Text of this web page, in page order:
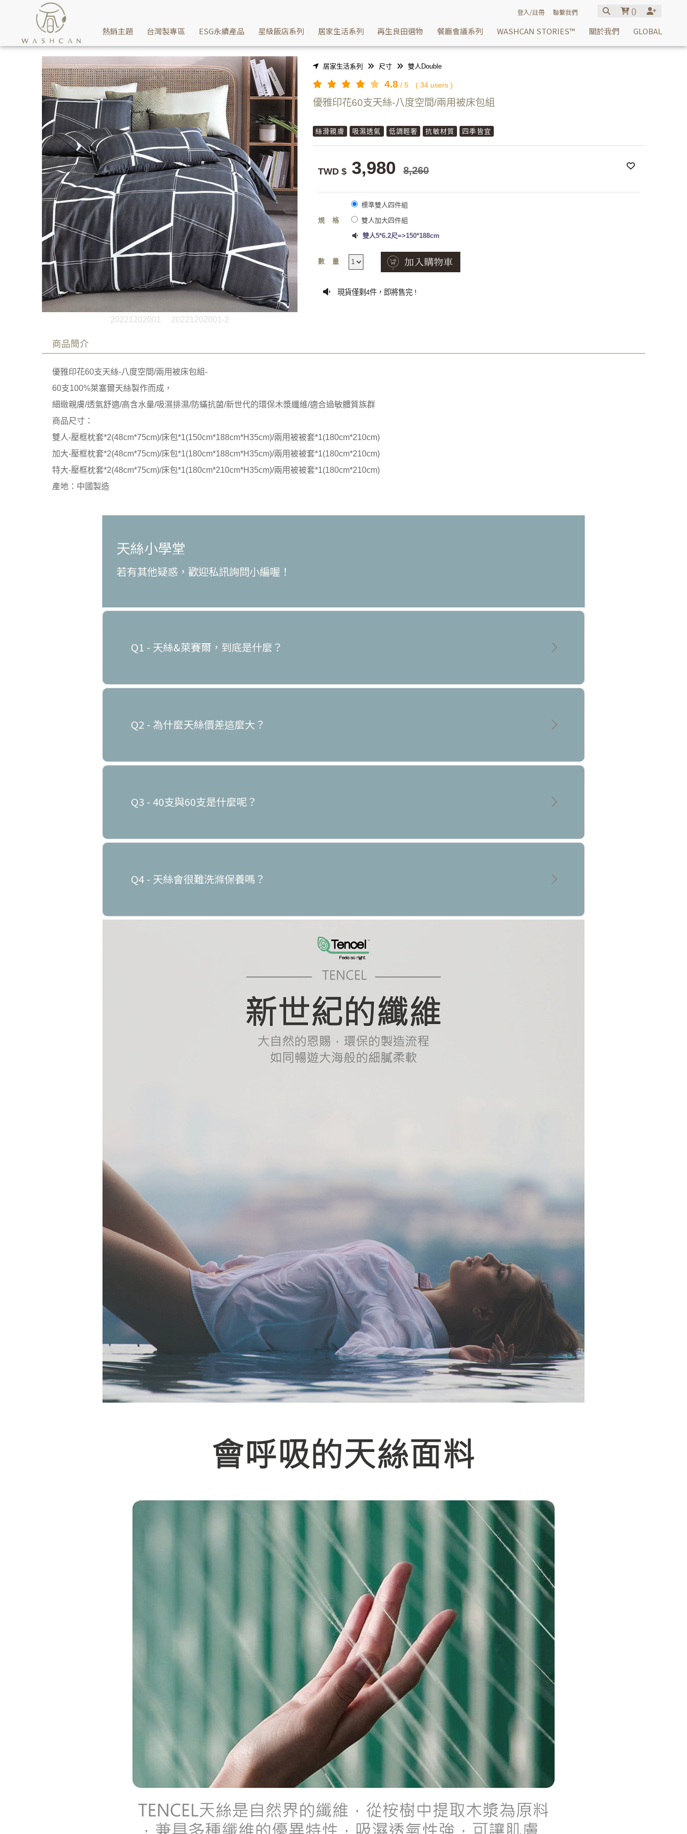
Washcan瓦士肯寢具推薦60支天絲兩用被床包組-八度空間給您，讓您睡過天絲床包就回不去其他材質 | Washcan瓦士肯
登入/註冊 聯繫我們 ()
熱銷主題 台灣製專區 ESG永續產品 星級飯店系列 居家生活系列 再生良田選物 餐廳會議系列 WASHCAN STORIES™ 關於我們 GLOBAL
20221202001 20221202001-2
居家生活系列 尺寸 雙人Double
4.8 / 5 ( 34 users )
優雅印花60支天絲-八度空間/兩用被床包組
絲滑親膚 吸濕透氣 低調輕奢 抗敏材質 四季皆宜
TWD $ 3,980 8,260
規格
標準雙人四件組
雙人加大四件組
雙人5*6.2尺=>150*188cm
數量
現貨僅剩 4件，即將售完 !
商品簡介
優雅印花60支天絲-八度空間/兩用被床包組-
60支100%萊塞爾天絲製作而成，
細緻親膚/透氣舒適/高含水量/吸濕排濕/防蟎抗菌/新世代的環保木漿纖維/適合過敏體質族群
商品尺寸：
雙人-壓框枕套*2(48cm*75cm)/床包*1(150cm*188cm*H35cm)/兩用被被套*1(180cm*210cm)
加大-壓框枕套*2(48cm*75cm)/床包*1(180cm*188cm*H35cm)/兩用被被套*1(180cm*210cm)
特大-壓框枕套*2(48cm*75cm)/床包*1(180cm*210cm*H35cm)/兩用被被套*1(180cm*210cm)
產地：中國製造
天絲小學堂
若有其他疑惑，歡迎私訊詢問小編喔！
Q1 - 天絲&萊賽爾，到底是什麼？
Q2 - 為什麼天絲價差這麼大？
Q3 - 40支與60支是什麼呢？
Q4 - 天絲會很難洗滌保養嗎？